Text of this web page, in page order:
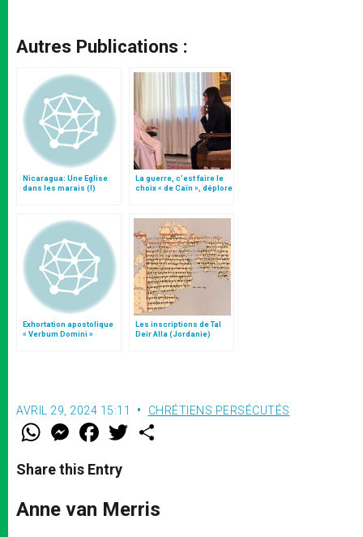
Autres Publications :
Nicaragua: Une Eglise
dans les marais (I)
La guerre, c’est faire le
choix « de Caïn », déplore
Exhortation apostolique
« Verbum Domini »
Les inscriptions de Tal
Deir Alla (Jordanie)
AVRIL 29, 2024 15:11 CHRÉTIENS PERSÉCUTÉS
W
t
s
p
p
M
e
s
e
g
e
F
a
e
b
o
k
w
r
Share this Entry
Anne van Merris